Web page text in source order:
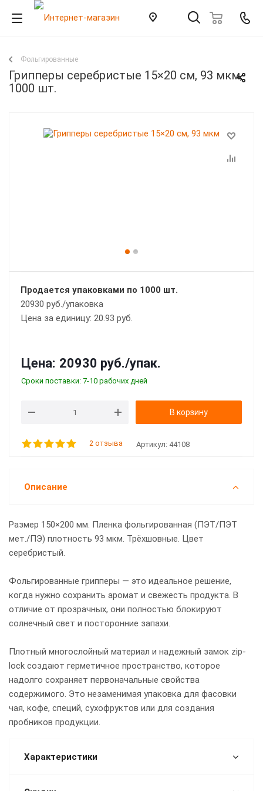
Фольгированные
Грипперы серебристые 15×20 см, 93 мкм,
1000 шт.
Продается упаковками по 1000 шт.
20930 руб./упаковка
Цена за единицу: 20.93 руб.
Цена: 20930 руб./упак.
Сроки поставки: 7-10 рабочих дней
В корзину
2 отзыва Артикул: 44108
Описание
Размер 150×200 мм. Пленка фольгированная (ПЭТ/ПЭТ
мет./ПЭ) плотность 93 мкм. Трёхшовные. Цвет
серебристый.
Фольгированные грипперы — это идеальное решение,
когда нужно сохранить аромат и свежесть продукта. В
отличие от прозрачных, они полностью блокируют
солнечный свет и посторонние запахи.
Плотный многослойный материал и надежный замок zip-
lock создают герметичное пространство, которое
надолго сохраняет первоначальные свойства
содержимого. Это незаменимая упаковка для фасовки
чая, кофе, специй, сухофруктов или для создания
пробников продукции.
Характеристики